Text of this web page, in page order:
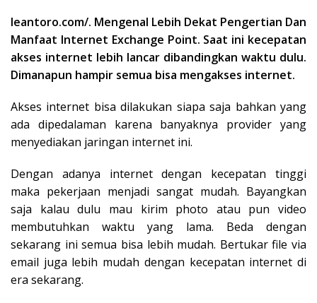
leantoro.com/. Mengenal Lebih Dekat Pengertian Dan
Manfaat Internet Exchange Point. Saat ini kecepatan
akses internet lebih lancar dibandingkan waktu dulu.
Dimanapun hampir semua bisa mengakses internet.
Akses internet bisa dilakukan siapa saja bahkan yang
ada dipedalaman karena banyaknya provider yang
menyediakan jaringan internet ini.
Dengan adanya internet dengan kecepatan tinggi
maka pekerjaan menjadi sangat mudah. Bayangkan
saja kalau dulu mau kirim photo atau pun video
membutuhkan waktu yang lama. Beda dengan
sekarang ini semua bisa lebih mudah. Bertukar file via
email juga lebih mudah dengan kecepatan internet di
era sekarang.